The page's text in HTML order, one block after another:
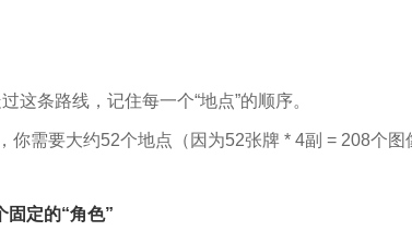
这条路线，记住每一个“地点”的顺序。
你需要大约52个地点（因为52张牌 * 4副 = 208个
定的“角色”